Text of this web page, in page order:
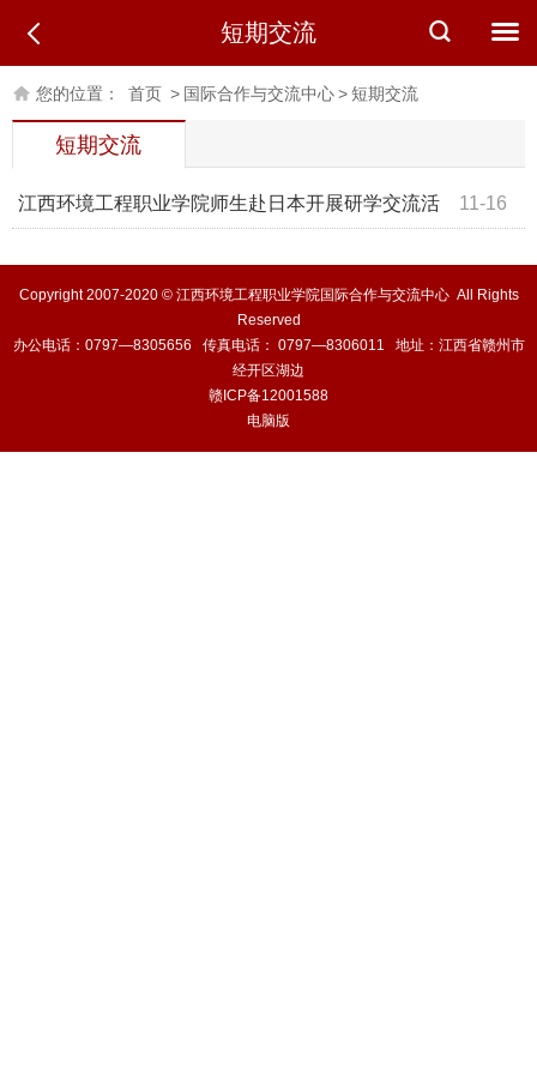
短期交流
您的位置： 首页 > 国际合作与交流中心> 短期交流
短期交流
11-16
江西环境工程职业学院师生赴日本开展研学交流活
Copyright 2007-2020 © 江西环境工程职业学院国际合作与交流中心 All Rights
Reserved
办公电话：0797—8305656 传真电话： 0797—8306011 地址：江西省赣州市
经开区湖边
赣ICP备12001588
电脑版